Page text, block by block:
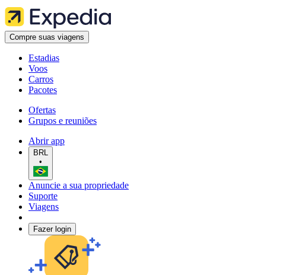
Compre suas viagens
Estadias
Voos
Carros
Pacotes
Ofertas
Grupos e reuniões
Abrir app
BRL
•
Anuncie a sua propriedade
Suporte
Viagens
Fazer login